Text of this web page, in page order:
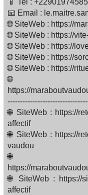
📱 Tel :
📧 Email :
🌐 SiteWeb : https://
🌐 SiteWeb : https://
🌐 SiteWeb : https://
🌐 SiteWeb : https://
🌐 SiteWeb : https://
🌐
https://
🌐 SiteWeb : https://
affectif
🌐 SiteWeb : https://
vaudou
🌐
https://
🌐 SiteWeb : https://
affectif